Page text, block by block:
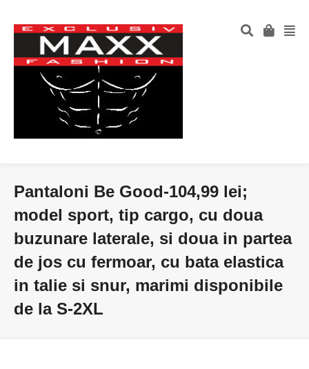
Pantaloni Be Good-104,99 lei;
model sport, tip cargo, cu doua
buzunare laterale, si doua in partea
de jos cu fermoar, cu bata elastica
in talie si snur, marimi disponibile
de la S-2XL